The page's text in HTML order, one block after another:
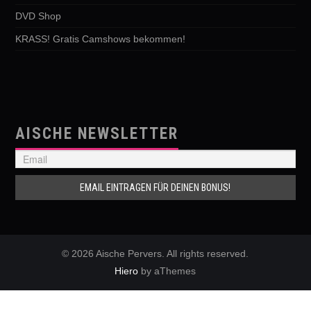
DVD Shop
KRASS! Gratis Camshows bekommen!
AISCHE NEWSLETTER
© 2026 Aische Pervers. All rights reserved.
Hiero by aThemes